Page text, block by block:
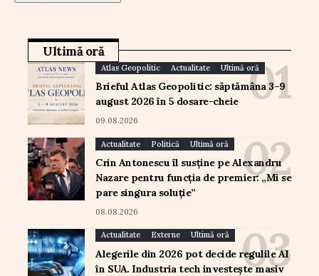
Ultimă oră
Atlas Geopolitic Actualitate Ultimă oră
Brieful Atlas Geopolitic: săptămâna 3–9
august 2026 în 5 dosare-cheie
09.08.2026
Actualitate Politică Ultimă oră
Crin Antonescu îl susține pe Alexandru
Nazare pentru funcția de premier: „Mi se
pare singura soluție”
08.08.2026
Actualitate Externe Ultimă oră
Alegerile din 2026 pot decide regulile AI
în SUA. Industria tech investește masiv